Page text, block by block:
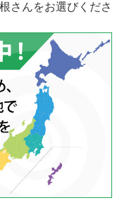
さんをお選びくださ